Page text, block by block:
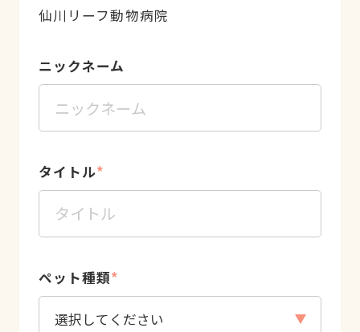
仙川リーフ動物病院
ニックネーム
タイトル*
ペット種類*